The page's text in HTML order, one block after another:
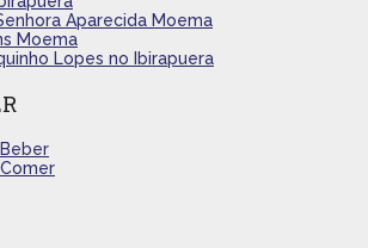
Aparecida Moema
Moema
Lopes no Ibirapuera